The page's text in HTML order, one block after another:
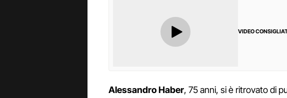
VIDEO
AlessandroHaber, 75 anni, si è ritrovato di